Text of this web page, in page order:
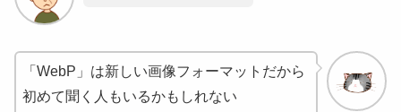
「WebP」は新しい画像フォーマットだから
初めて聞く人もいるかもしれない